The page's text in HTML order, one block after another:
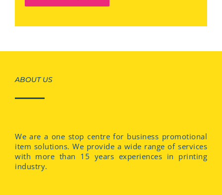
ABOUT US
We are a one stop centre for business promotional
item solutions. We provide a wide range of services
with more than 15 years experiences in printing
industry.